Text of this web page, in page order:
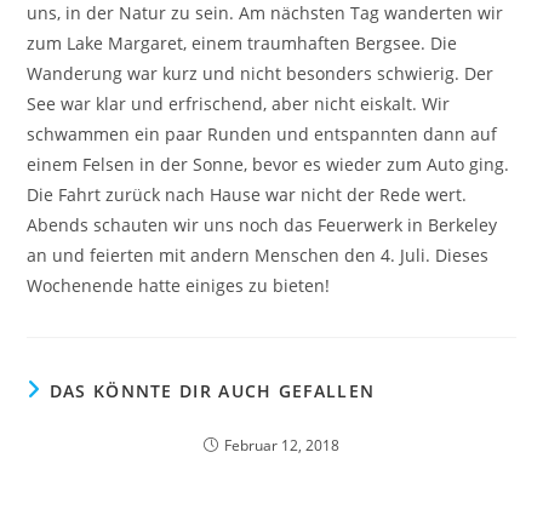
uns, in der Natur zu sein. Am nächsten Tag wanderten wir
zum Lake Margaret, einem traumhaften Bergsee. Die
Wanderung war kurz und nicht besonders schwierig. Der
See war klar und erfrischend, aber nicht eiskalt. Wir
schwammen ein paar Runden und entspannten dann auf
einem Felsen in der Sonne, bevor es wieder zum Auto ging.
Die Fahrt zurück nach Hause war nicht der Rede wert.
Abends schauten wir uns noch das Feuerwerk in Berkeley
an und feierten mit andern Menschen den 4. Juli. Dieses
Wochenende hatte einiges zu bieten!
DAS KÖNNTE DIR AUCH GEFALLEN
Februar 12, 2018